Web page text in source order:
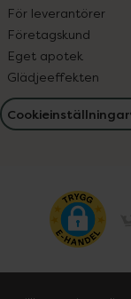
För leverantörer
Företagskund
Eget apotek
Glädjeeffekten
Cookieinställningar